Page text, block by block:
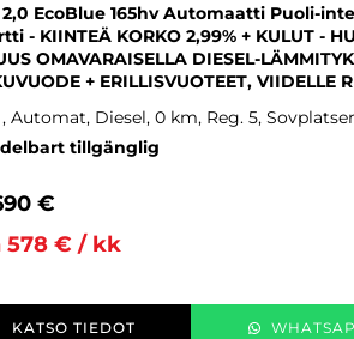
EcoBlue 165hv Automaatti Puoli-
- KIINTEÄ KORKO 2,99% + KULUT -
OMAVARAISELLA DIESEL-
+ ERILLISVUOTEET, VIIDELLE
, Automat, Diesel, 0 km, Reg. 5,
tillgänglig
€
578 € / kk
KATSO TIEDOT